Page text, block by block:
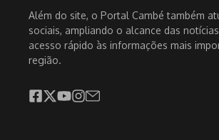
Além do site, o Portal Cambé também
sociais, ampliando o alcance das
acesso rápido às informações mais
região.